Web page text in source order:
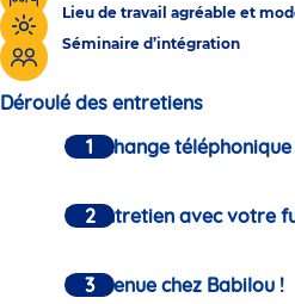
Lieu de travail agréable et
Séminaire d’intégration
Déroulé des entretiens
Un échange téléphonique
Un entretien avec votre
Bienvenue chez Babilou !